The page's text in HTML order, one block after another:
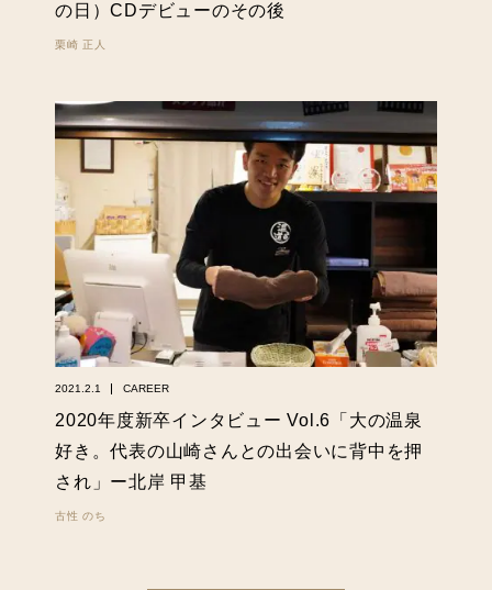
の日）CDデビューのその後
栗崎 正人
2021.2.1 CAREER
2020年度新卒インタビュー Vol.6「大の温泉
好き。代表の山崎さんとの出会いに背中を押
され」ー北岸 甲基
古性 のち